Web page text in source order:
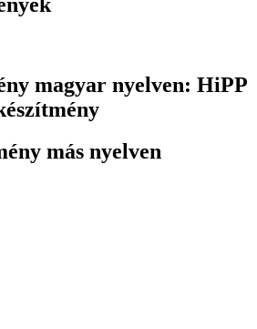
magyar nyelven: HiPP
más nyelven